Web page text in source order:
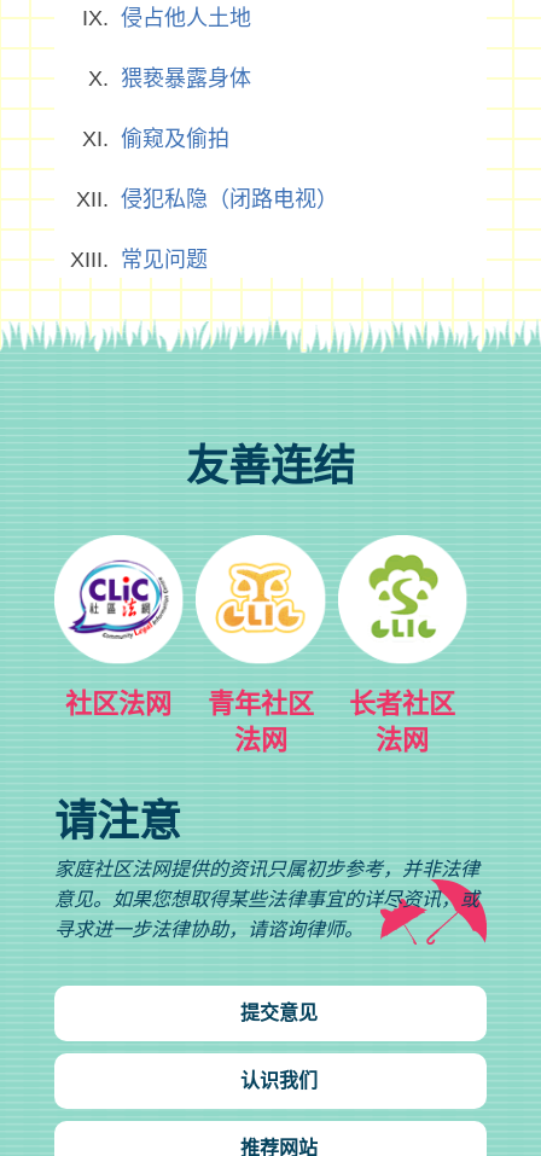
侵占他人土地
猥亵暴露身体
偷窥及偷拍
侵犯私隐（闭路电视）
常见问题
友善连结
社区法网
青年社区
法网
长者社区
法网
请注意
家庭社区法网提供的资讯只属初步参考，并非法律
意见。如果您想取得某些法律事宜的详尽资讯，或
寻求进一步法律协助，请谘询律师。
提交意见
认识我们
推荐网站